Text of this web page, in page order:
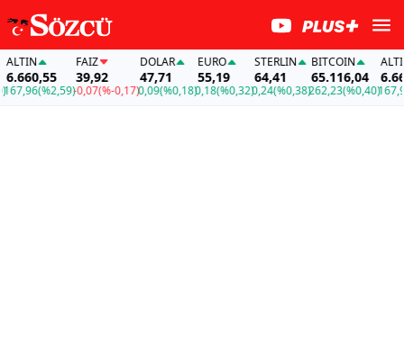
(%2,59)
39,92
-0,07(%-0,17)
DOLAR
47,71
0,09(%0,18)
EURO
55,19
0,18(%0,32)
STERLIN
64,41
0,24(%0,38)
BITCOIN
65.116,04
262,23(%0,40)
ALTIN
167,96